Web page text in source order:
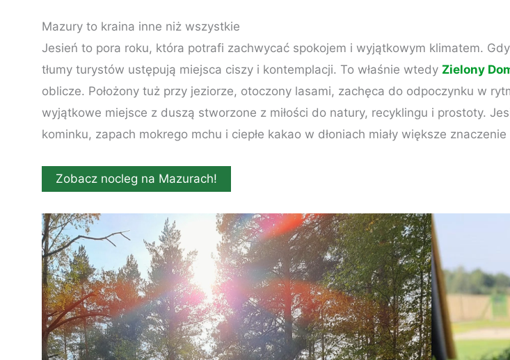
Mazury to kraina inne niż wszystkie
Jesień to pora roku, która potrafi zachwycać spokojem i wyjątkowym klimatem.
tłumy turystów ustępują miejsca ciszy i kontemplacji. To właśnie wtedy Zielony
oblicze. Położony tuż przy jeziorze, otoczony lasami, zachęca do odpoczynku w
wyjątkowe miejsce z duszą stworzone z miłości do natury, recyklingu i prostoty.
kominku, zapach mokrego mchu i ciepłe kakao w dłoniach miały większe
Zobacz nocleg na Mazurach!